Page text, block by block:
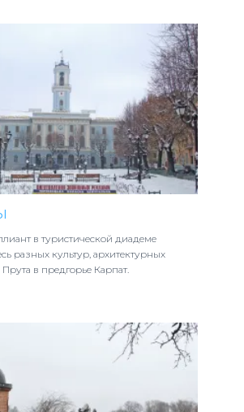
в туристической диадеме
разных культур, архитектурных
в предгорье Карпат.